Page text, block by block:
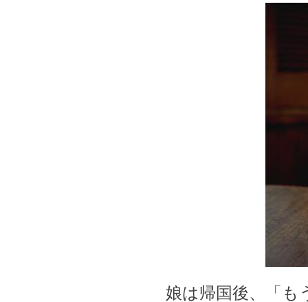
娘は帰国後、「も